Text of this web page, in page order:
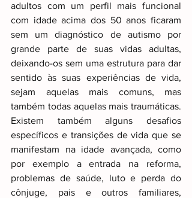
adultos com um perfil mais funcional
com idade acima dos 50 anos ficaram
sem um diagnóstico de autismo por
grande parte de suas vidas adultas,
deixando-os sem uma estrutura para dar
sentido às suas experiências de vida,
sejam aquelas mais comuns, mas
também todas aquelas mais traumáticas.
Existem também alguns desafios
específicos e transições de vida que se
manifestam na idade avançada, como
por exemplo a entrada na reforma,
problemas de saúde, luto e perda do
cônjuge, pais e outros familiares,